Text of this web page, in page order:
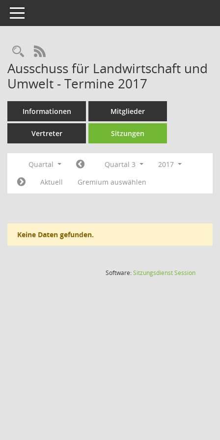
Toggle navigation
Rechercheauswahl
RSS-Feed
Ausschuss für Landwirtschaft und
Umwelt - Termine 2017
Informationen Mitglieder
Vertreter Sitzungen
Quartal Quartal 3
2017
Aktuell
Gremium auswählen
Keine Daten gefunden.
Software:SitzungsdienstSession(Wird in